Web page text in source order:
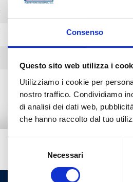
Consenso
Questo sito web utilizza i
Utilizziamo i cookie per
nostro traffico. Condividiamo
di analisi dei dati web,
che hanno raccolto dal tuo
Necessari